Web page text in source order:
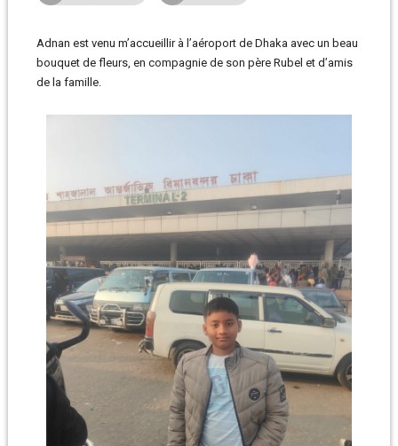
Adnan est venu m’accueillir à l’aéroport de Dhaka avec un beau
bouquet de fleurs, en compagnie de son père Rubel et d’amis
de la famille.